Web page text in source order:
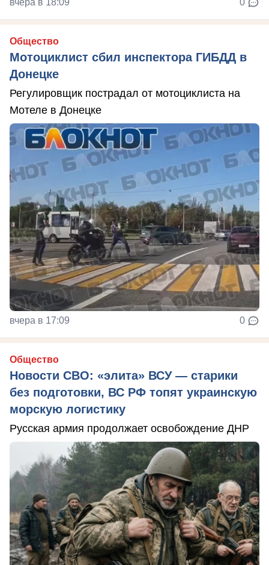
вчера в 18:09 0
Общество
Мотоциклист сбил инспектора ГИБДД в
Донецке
Регулировщик пострадал от мотоциклиста на
Мотеле в Донецке
вчера в 17:09 0
Общество
Новости СВО: «элита» ВСУ — старики
без подготовки, ВС РФ топят украинскую
морскую логистику
Русская армия продолжает освобождение ДНР